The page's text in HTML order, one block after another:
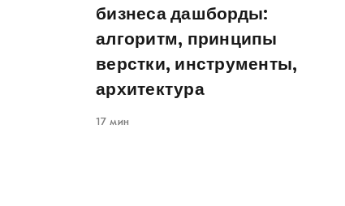
бизнеса дашборды:
алгоритм, принципы
верстки, инструменты,
архитектура
17 мин